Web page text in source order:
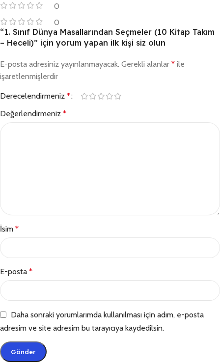
0
0
“1. Sınıf Dünya Masallarından Seçmeler (10 Kitap Takım
– Heceli)” için yorum yapan ilk kişi siz olun
E-posta adresiniz yayınlanmayacak. Gerekli alanlar * ile
işaretlenmişlerdir
Derecelendirmeniz *
Değerlendirmeniz *
İsim *
E-posta *
Daha sonraki yorumlarımda kullanılması için adım, e-posta
adresim ve site adresim bu tarayıcıya kaydedilsin.